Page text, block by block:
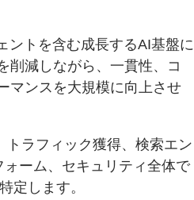
ントを含む成長するAI基盤に
削減しながら、一貫性、コ
マンスを大規模に向上させ
トラフィック獲得、検索エン
ーム、セキュリティ全体で
定します。